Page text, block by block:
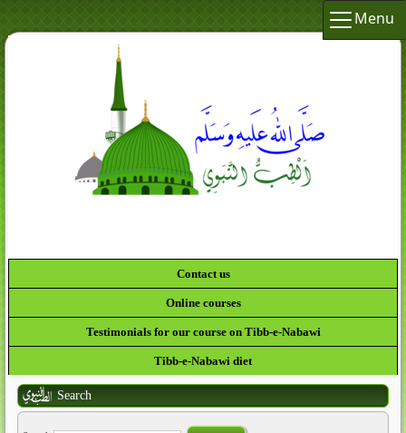
Menu
Contact us
Online courses
Testimonials for our course on Tibb-e-Nabawi
Tibb-e-Nabawi diet
Search